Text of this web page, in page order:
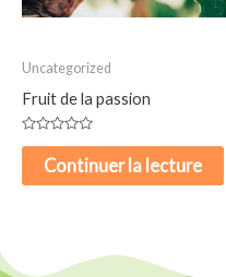
Uncategorized
Fruit de la passion
Note
sur
5
Continuer la lecture